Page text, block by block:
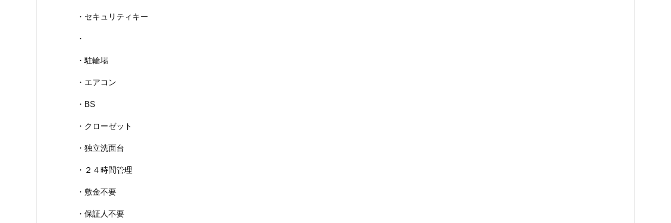
・セキュリティキー
・
・駐輪場
・エアコン
・BS
・クローゼット
・独立洗面台
・２４時間管理
・敷金不要
・保証人不要